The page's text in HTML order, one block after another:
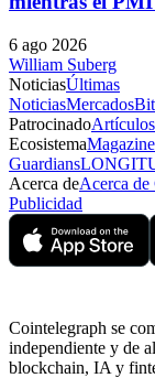
6 ago 2026
William Suberg
NoticiasÚltimas
NoticiasMercados
Patrocinado
EcosistemaMagazine
Guardians
Acerca deAcerca de
Publicidad
Cointelegraph se
independiente y de
blockchain, IA y